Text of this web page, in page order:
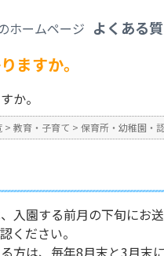
よくある
ますか。
か。
> 教育・子育て > 保育所・幼稚園・
入園する前月の下旬にお
ください。
方は、毎年8月末と3月末